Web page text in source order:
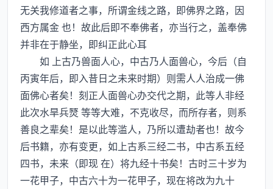
无关我修道者之事，所谓金线之路，即佛界之路，因
西方属金 也！故此后即不奉佛者，亦当行之，盖奉佛
并非在于静坐，即纠正此心耳
如 上古乃兽面人心，中古乃人面兽心，今后（自
丙寅年后，即入昔日之未来时期）则需人人治成一佛
面佛心者矣！刻正人面兽心办交代之期，此等人非经
此次水旱兵燹 等等大难，不克收尽，而所存者，则系
善良之辈矣！是以此等滥人，乃所以遭劫者也！故今
后书籍，亦有变更，如上古系三经二书，中古系五经
四书，未来（即现 在）将九经十书矣！古时三十岁为
一花甲子，中古六十为一花甲子，现在将改为九十